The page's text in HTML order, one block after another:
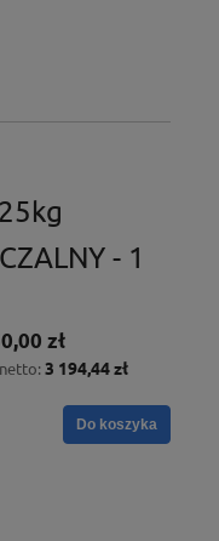
- 1
zł
3 194,44 zł
Do koszyka